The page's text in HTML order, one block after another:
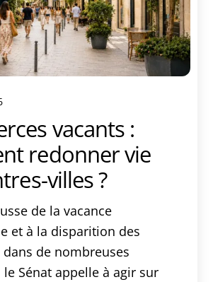
vacants :
redonner vie
villes ?
de la vacance
et à la disparition des
de nombreuses
Sénat appelle à agir sur